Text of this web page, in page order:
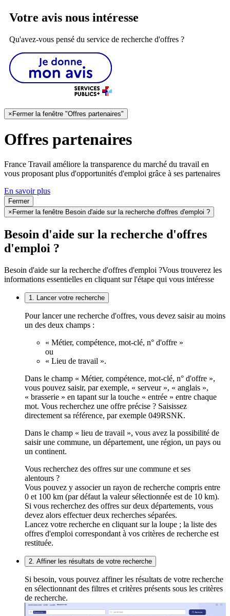
Votre avis nous intéresse
Qu'avez-vous pensé du service de recherche d'offres ?
×Fermer la fenêtre "Offres partenaires"
Offres partenaires
France Travail améliore la transparence du marché du travail en
vous proposant plus d'opportunités d'emploi grâce à ses partenaires
En savoir plus
Fermer
× Fermer la fenêtre Besoin d'aide sur la recherche d'offres d'emploi ?
Besoin d'aide sur la recherche d'offres
d'emploi ?
Besoin d'aide sur la recherche d'offres d'emploi ?Vous trouverez les
informations essentielles en cliquant sur l'étape qui vous intéresse
1. Lancer votre recherche
Pour lancer une recherche d'offres, vous devez saisir au moins
un des deux champs :
« Métier, compétence, mot-clé, n° d'offre »
ou
« Lieu de travail ».
Dans le champ « Métier, compétence, mot-clé, n° d'offre »,
vous pouvez saisir, par exemple, « serveur », « anglais »,
« brasserie » en tapant sur la touche « entrée » entre chaque
mot. Vous recherchez une offre précise ? Saisissez
directement sa référence, par exemple 049RSNK.
Dans le champ « lieu de travail », vous avez la possibilité de
saisir une commune, un département, une région, un pays ou
un continent.
Vous recherchez des offres sur une commune et ses
alentours ?
Vous pouvez y associer un rayon de recherche compris entre
0 et 100 km (par défaut la valeur sélectionnée est de 10 km).
Si vous recherchez des offres sur deux départements, vous
devez alors effectuer deux recherches séparées.
Lancez votre recherche en cliquant sur la loupe ; la liste des
offres d'emploi correspondant à vos critères de recherche est
restituée.
2. Affiner les résultats de votre recherche
Si besoin, vous pouvez affiner les résultats de votre recherche
en sélectionnant des filtres et critères présents sous les critères
de recherche.